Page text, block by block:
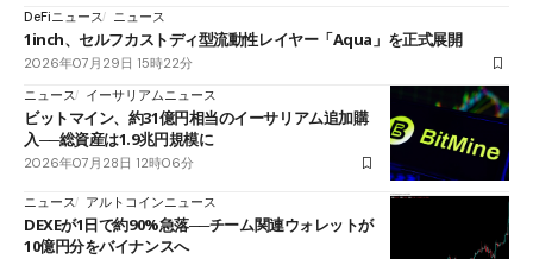
DeFiニュース ニュース
1inch、セルフカストディ型流動性レイヤー「Aqua」を正式展開
2026年07月29日 15時22分
ニュース
イーサリアムニュース
ビットマイン、約31億円相当のイーサリアム追加購
入──総資産は1.9兆円規模に
2026年07月28日 12時06分
ニュース アルトコインニュース
DEXEが1日で約90%急落──チーム関連ウォレットが
10億円分をバイナンスへ